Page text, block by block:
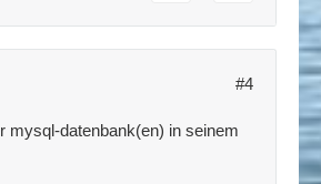
#4
mysql-datenbank(en) in seinem